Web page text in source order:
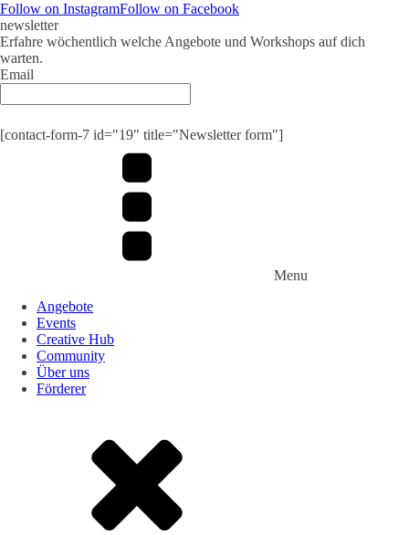
Follow on InstagramFollow on Facebook
newsletter
Erfahre wöchentlich welche Angebote und Workshops auf dich
warten.
Email
[contact-form-7 id="19" title="Newsletter form"]
Menu
Angebote
Events
Creative Hub
Community
Über uns
Förderer